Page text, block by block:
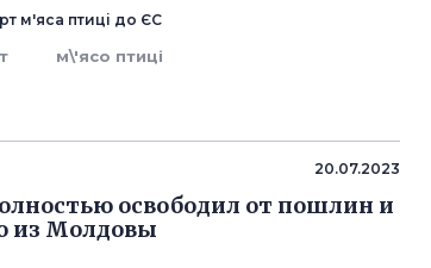
м'яса птиці до ЄС
м\'ясо птиці
20.07.2023
освободил от пошлин и
из Молдовы